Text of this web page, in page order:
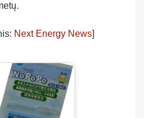
Next Energy News]